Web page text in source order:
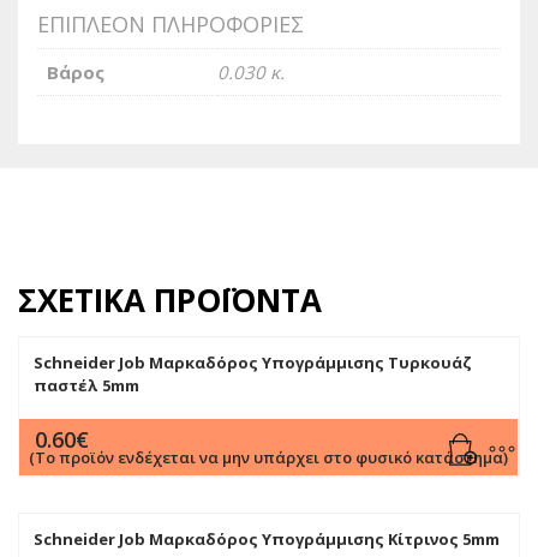
ΕΠΙΠΛΈΟΝ ΠΛΗΡΟΦΟΡΊΕΣ
Βάρος 0.030 κ.
ΣΧΕΤΙΚΆ ΠΡΟΪΌΝΤΑ
Schneider Job Μαρκαδόρος Υπογράμμισης Τυρκουάζ
παστέλ 5mm
0.60€
(Το προϊόν ενδέχεται να μην υπάρχει στο φυσικό κατάστημα)
Schneider Job Μαρκαδόρος Υπογράμμισης Κίτρινος 5mm